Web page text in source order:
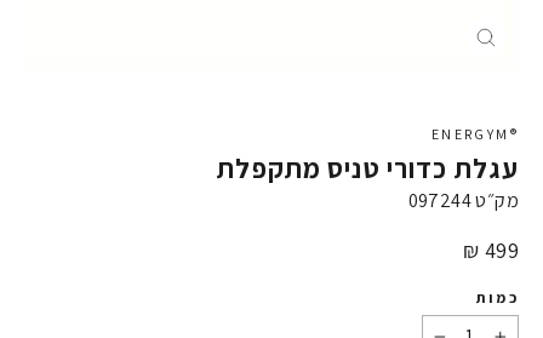
®ENERGYM
עגלת כדורי טניס מתקפלת
מק״ט097244
מחיר
499 ₪
כמות